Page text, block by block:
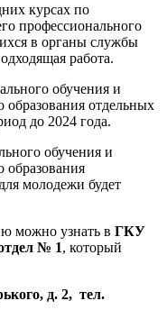
курсах по
профессионального
в органы службы
работа.
обучения и
образования отдельных
до 2024 года.
обучения и
образования
молодежи будет
можно узнать в ГКУ
№ 1, который
д. 2, тел.